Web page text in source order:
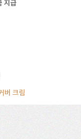
지급
버 크림